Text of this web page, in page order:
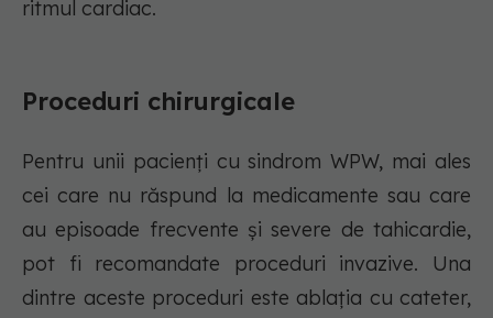
ritmul cardiac.
Proceduri chirurgicale
Pentru unii pacienți cu sindrom WPW, mai ales
cei care nu răspund la medicamente sau care
au episoade frecvente și severe de tahicardie,
pot fi recomandate proceduri invazive. Una
dintre aceste proceduri este ablația cu cateter,